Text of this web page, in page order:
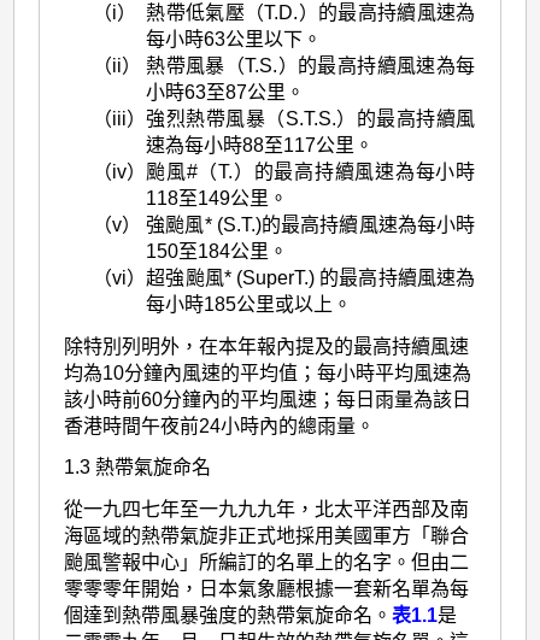
（i）
熱帶低氣壓（T.D.）的最高持續風速為
每小時63公里以下。
（ii）
熱帶風暴（T.S.）的最高持續風速為每
小時63至87公里。
（iii）強烈熱帶風暴（S.T.S.）的最高持續風
速為每小時88至117公里。
（iv） 颱風#（T.）的最高持續風速為每小時
118至149公里。
（v）
強颱風* (S.T.)的最高持續風速為每小時
150至184公里。
（vi）超強颱風* (SuperT.) 的最高持續風速為
每小時185公里或以上。
除特別列明外，在本年報內提及的最高持續風速
均為10分鐘內風速的平均值；每小時平均風速為
該小時前60分鐘內的平均風速；每日雨量為該日
香港時間午夜前24小時內的總雨量。
1.3 熱帶氣旋命名
從一九四七年至一九九九年，北太平洋西部及南
海區域的熱帶氣旋非正式地採用美國軍方「聯合
颱風警報中心」所編訂的名單上的名字。但由二
零零零年開始，日本氣象廳根據一套新名單為每
個達到熱帶風暴強度的熱帶氣旋命名。表1.1是